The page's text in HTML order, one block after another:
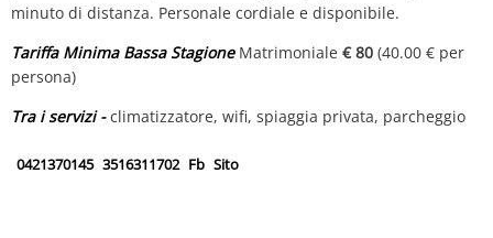
minuto di distanza. Personale cordiale e disponibile.
Tariffa Minima Bassa StagioneMatrimoniale € 80 (40.00 € per
persona)
Tra i servizi -climatizzatore, wifi, spiaggia privata, parcheggio
0421370145 3516311702 Fb Sito